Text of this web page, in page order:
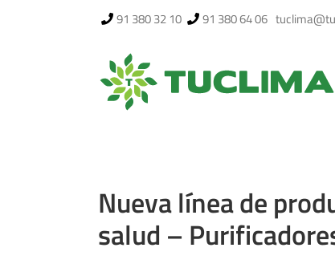
91 380 32 10 91 380 64 06
Nueva línea de
salud –